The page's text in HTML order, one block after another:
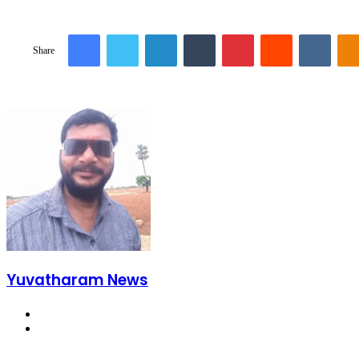
Share
FacebookTwitterLinkedInTumblrPinterestReddit
Yuvatharam News